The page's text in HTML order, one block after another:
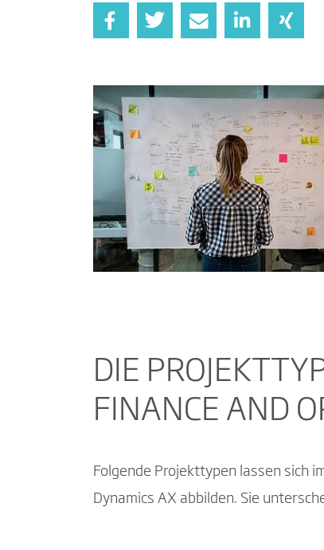
DIE
FINANCE AND
Folgende Projekttypen lassen sich
Dynamics AX abbilden. Sie